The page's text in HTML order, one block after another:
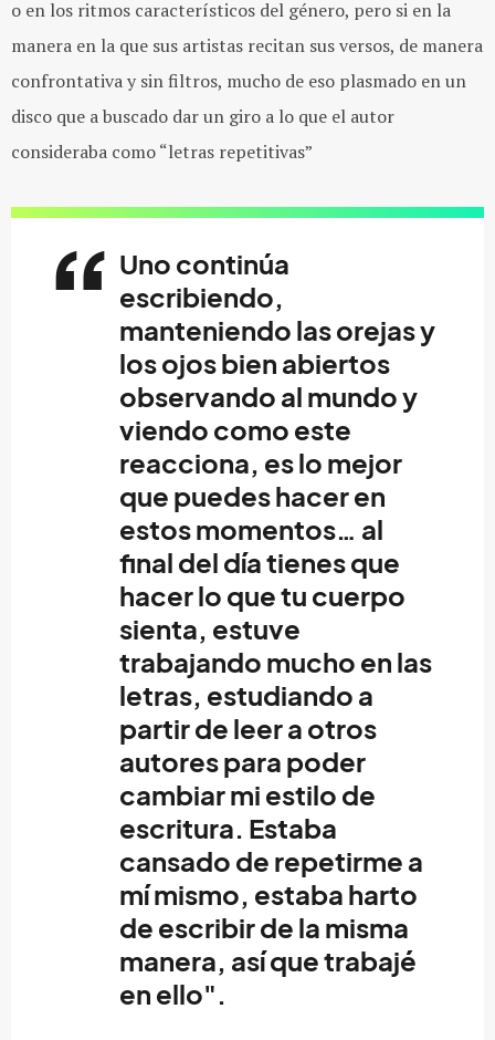
o en los ritmos característicos del género, pero si en la
manera en la que sus artistas recitan sus versos, de manera
confrontativa y sin filtros, mucho de eso plasmado en un
disco que a buscado dar un giro a lo que el autor
consideraba como “letras repetitivas”
Uno continúa
escribiendo,
manteniendo las orejas y
los ojos bien abiertos
observando al mundo y
viendo como este
reacciona, es lo mejor
que puedes hacer en
estos momentos… al
final del día tienes que
hacer lo que tu cuerpo
sienta, estuve
trabajando mucho en las
letras, estudiando a
partir de leer a otros
autores para poder
cambiar mi estilo de
escritura. Estaba
cansado de repetirme a
mí mismo, estaba harto
de escribir de la misma
manera, así que trabajé
en ello".